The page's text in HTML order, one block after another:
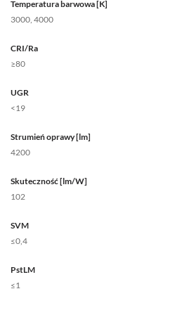
Temperatura barwowa [K]
3000, 4000
CRI/Ra
≥80
UGR
<19
Strumień oprawy [lm]
4200
Skuteczność [lm/W]
102
SVM
≤0,4
PstLM
≤1